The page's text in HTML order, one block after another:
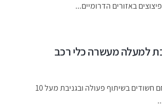
באזורים הדרומיים...
למעלה מעשרה כלי רכב
בת 24 מחריש ובן 30 מאום אל פאחם חשודים בשיתוף פעולה ובגניבת מעל 10